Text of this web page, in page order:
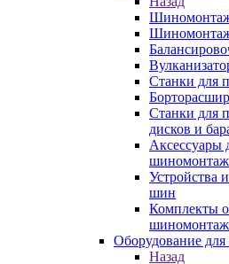
Станки для
Станки для
дисков и
Аксессуары
Устройства
шин
Комплекты
Оборудование для
Назад